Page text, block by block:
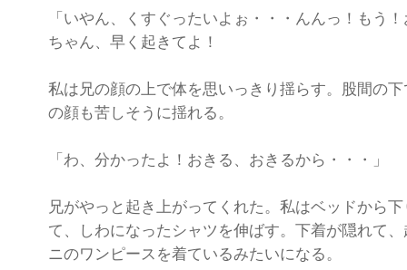
「いやん、くすぐったいよぉ・・・んんっ！もう
ちゃん、早く起きてよ！
私は兄の顔の上で体を思いっきり揺らす。股間の下
の顔も苦しそうに揺れる。
「わ、分かったよ！おきる、おきるから・・・」
兄がやっと起き上がってくれた。私はベッドから下
て、しわになったシャツを伸ばす。下着が隠れて、
ニのワンピースを着ているみたいになる。